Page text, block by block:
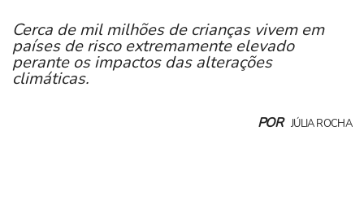
Cerca de mil milhões de crianças vivem em
países de risco extremamente elevado
perante os impactos das alterações
climáticas.
POR JÚLIA ROCHA